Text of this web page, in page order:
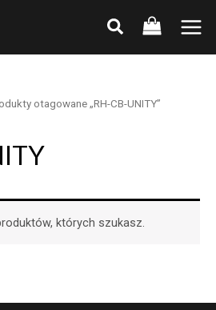
Main
otagowane „RH-CB-UNITY”
których szukasz.